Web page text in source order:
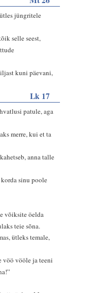
jüngritele
selle seest,
kuni päevani,
Lk 17
patule, aga
merre, kui et ta
anna talle
korda sinu poole
võiksite öelda
teie sõna.
ütleks temale,
vöö vööle ja teeni